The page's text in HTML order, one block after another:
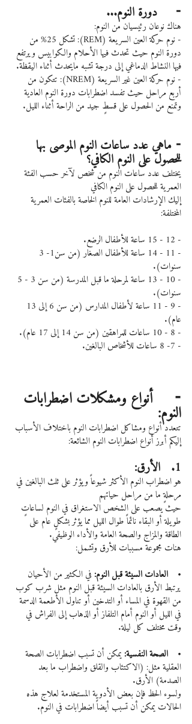
⁃     دورة النوم...
هناك نوعان رئيسيان من النوم:
- نوم حركة العين السريعة (REM): تشكل 25% من
دورة النوم حيث تحدث فيها الأحلام والكوابيس ويرتفع
فيها النشاط الدماغي إلى درجة تشبه مايحدث أثناء اليقظة.
- نوم حركة العين غير السريعة (NREM): تتكون من
أربع مراحل حيث تفسد اضطرابات دورة النوم العادية
وتمنع من الحصول على قسطٍ جيد من الراحة أثناء الليل.
⁃ ماهي عدد ساعات النوم الموصى بها
للحصول على النوم الكافي؟
يختلف عدد ساعات النوم من شخص لآخر حسب الفئة
العمرية للحصول على النوم الكافي
إليك الإرشادات العامة للنوم الخاصة بالفئات العمرية
المختلفة:
- 12 - 15 ساعة للأطفال الرضع.
سنوات).
سنوات).
عام).
- 8 - 10 ساعات للمراهقين (من سن 14 إلى 17 عام).
- 7- 8 ساعات للأشخاص البالغين.
⁃     أنواع ومشكلات اضطرابات
النوم:
تتعدد أنواع ومشاكل اضطرابات النوم باختلاف الأسباب
إليكم أبرز أنواع اضطرابات النوم الشائعة:
1.   الأرق:
هو اضطراب النوم الأكثر شيوعاً ويؤثر على ثلث البالغين في
مرحلةٍ ما من مراحل حياتهم
حيث يصعب على الشخص الاستغراق في النوم لساعاتٍ
طويلة أو البقاء نائماً طوال الليل مما يؤثر بشكلٍ عام على
الطاقة والمزاج والصحة العامة والأداء الوظيفي.
هنات مجموعة مسببات للأرق وتشمل:
•    العادات السيئة قبل النوم: في الكثير من الأحيان
يرتبط الأرق بالعادات السيئة قبل النوم مثل شرب كوب
من القهوة في المساء أو التدخين أو تناول الأطعمة الدسمة
في الليل أو النوم أمام التلفاز أو الذهاب إلى الفراش في
وقت مختلف كل ليلة.
•    الصحة النفسية: يمكن أن تسبب اضطرابات الصحة
العقلية مثل: (الاكتئاب والقلق واضطراب ما بعد
الصدمة) الأرق.
ولسوء الحظ فإن بعض الأدوية المستخدمة لعلاج هذه
الحالات يمكن أن تسبب أيضاً اضطرابات في النوم.